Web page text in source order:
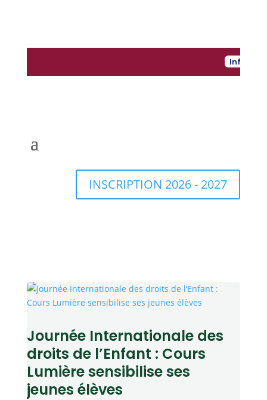
INSCRIPTION 2026 - 2027
Journée Internationale des
droits de l’Enfant : Cours
Lumière sensibilise ses
jeunes élèves